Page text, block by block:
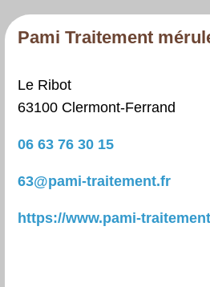
Pami Traitement
Le Ribot
63100 Clermont-Ferrand
06 63 76 30 15
63@pami-traitement.fr
https://www.pami-